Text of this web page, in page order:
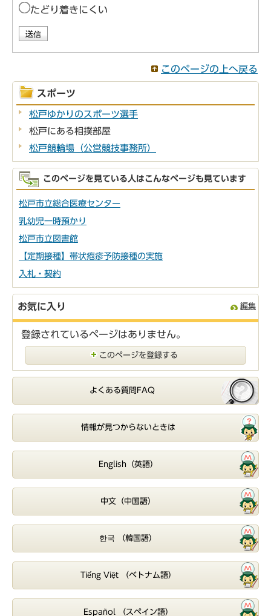
たどり着きにくい
このページの上へ戻る
スポーツ
松戸ゆかりのスポーツ選手
松戸にある相撲部屋
松戸競輪場（公営競技事務所）
このページを見ている人はこんなページも見ています
松戸市立総合医療センター
乳幼児一時預かり
松戸市立図書館
【定期接種】帯状疱疹予防接種の実施
入札・契約
お気に入り 編集
登録されているページはありません。
このページを登録する
よくある質問FAQ
情報が見つからないときは
English（英語）
中文（中国語）
한국 （韓国語）
Tiếng Việt （ベトナム語）
Español （スペイン語）